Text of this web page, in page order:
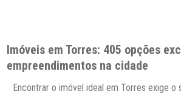
Imóveis em Torres: 405 opções
empreendimentos na cidade
Encontrar o imóvel ideal em Torres exige o